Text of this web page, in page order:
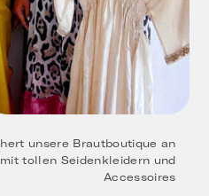
unsere Brautboutique an
tollen Seidenkleidern und
Accessoires